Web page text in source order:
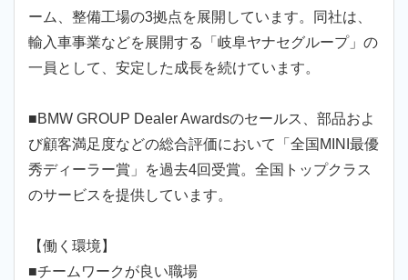
ーム、整備工場の3拠点を展開しています。同社は、
輸入車事業などを展開する「岐阜ヤナセグループ」の
一員として、安定した成長を続けています。
■BMW GROUP Dealer Awardsのセールス、部品およ
び顧客満足度などの総合評価において「全国MINI最優
秀ディーラー賞」を過去4回受賞。全国トップクラス
のサービスを提供しています。
【働く環境】
■チームワークが良い職場